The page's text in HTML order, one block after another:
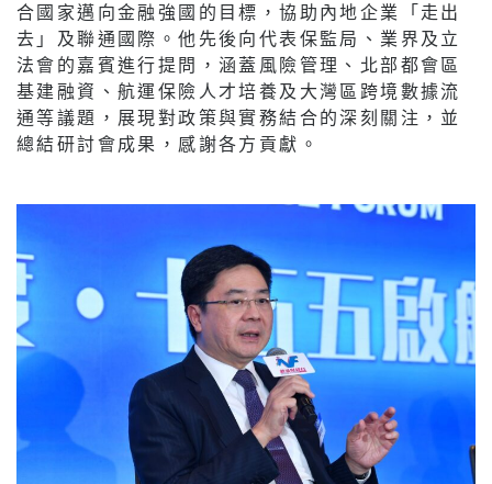
合國家邁向金融強國的目標，協助內地企業「走出
去」及聯通國際。他先後向代表保監局、業界及立
法會的嘉賓進行提問，涵蓋風險管理、北部都會區
基建融資、航運保險人才培養及大灣區跨境數據流
通等議題，展現對政策與實務結合的深刻關注，並
總結研討會成果，感謝各方貢獻。